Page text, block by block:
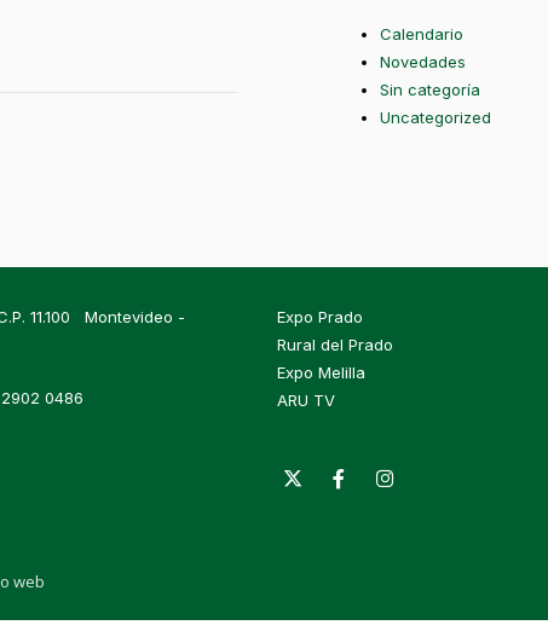
Calendario
Novedades
Sin categoría
Uncategorized
11.100 Montevideo -
0486
Expo Prado
Rural del Prado
Expo Melilla
ARU TV
web